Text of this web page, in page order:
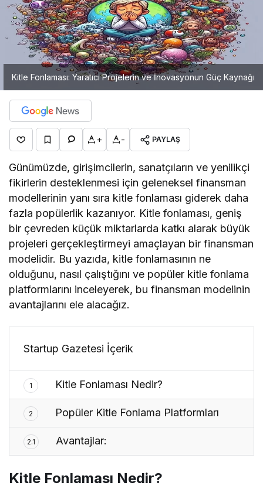
Kitle Fonlaması: Yaratıcı Projelerin ve İnovasyonun Güç Kaynağı
+ - PAYLAŞ
Günümüzde, girişimcilerin, sanatçıların ve yenilikçi
fikirlerin desteklenmesi için geleneksel finansman
modellerinin yanı sıra kitle fonlaması giderek daha
fazla popülerlik kazanıyor. Kitle fonlaması, geniş
bir çevreden küçük miktarlarda katkı alarak büyük
projeleri gerçekleştirmeyi amaçlayan bir finansman
modelidir. Bu yazıda, kitle fonlamasının ne
olduğunu, nasıl çalıştığını ve popüler kitle fonlama
platformlarını inceleyerek, bu finansman modelinin
avantajlarını ele alacağız.
Startup Gazetesi İçerik
1 Kitle Fonlaması Nedir?
2 Popüler Kitle Fonlama Platformları
2.1 Avantajlar:
Kitle Fonlaması Nedir?